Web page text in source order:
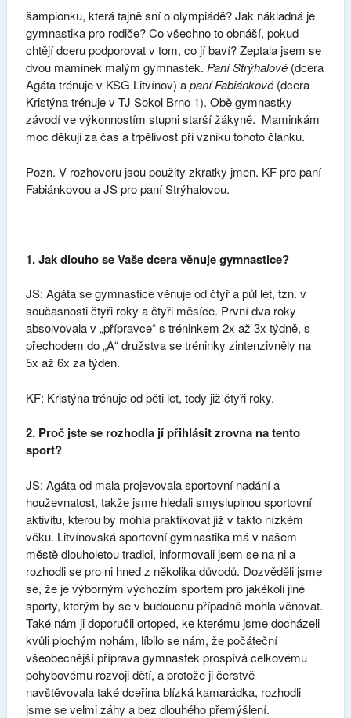
šampionku, která tajně sní o olympiádě? Jak nákladná je
gymnastika pro rodiče? Co všechno to obnáší, pokud
chtějí dceru podporovat v tom, co jí baví? Zeptala jsem se
dvou maminek malým gymnastek. Paní Strýhalové(dcera
Agáta trénuje v KSG Litvínov) apaníFabiánkové(dcera
Kristýna trénuje v TJ Sokol Brno 1). Obě gymnastky
závodí ve výkonnostím stupni starší žákyně. Maminkám
moc děkuji za čas a trpělivost při vzniku tohoto článku.
Pozn. V rozhovoru jsou použity zkratky jmen. KF pro paní
Fabiánkovou a JS pro paní Strýhalovou.
1. Jak dlouho se Vaše dcera věnuje gymnastice?
JS: Agáta se gymnastice věnuje od čtyř a půl let, tzn. v
současnosti čtyři roky a čtyři měsíce. První dva roky
absolvovala v „přípravce“ s tréninkem 2x až 3x týdně, s
přechodem do „A“ družstva se tréninky zintenzivněly na
5x až 6x za týden.
KF: Kristýna trénuje od pěti let, tedy již čtyři roky.
2. Proč jste se rozhodla jí přihlásit zrovna na tento
sport?
JS: Agáta od mala projevovala sportovní nadání a
houževnatost, takže jsme hledali smysluplnou sportovní
aktivitu, kterou by mohla praktikovat již v takto nízkém
věku. Litvínovská sportovní gymnastika má v našem
městě dlouholetou tradici, informovali jsem se na ni a
rozhodli se pro ni hned z několika důvodů. Dozvěděli jsme
se, že je výborným výchozím sportem pro jakékoli jiné
sporty, kterým by se v budoucnu případně mohla věnovat.
Také nám ji doporučil ortoped, ke kterému jsme docházeli
kvůli plochým nohám, líbilo se nám, že počáteční
všeobecnější příprava gymnastek prospívá celkovému
pohybovému rozvoji dětí, a protože ji čerstvě
navštěvovala také dceřina blízká kamarádka, rozhodli
jsme se velmi záhy a bez dlouhého přemýšlení.